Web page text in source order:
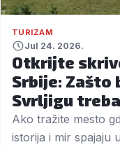
TURIZAM
Jul 24. 2026.
Otkrijte
Srbije: Zašto
Svrljigu
Ako tražite mesto
istorija i mir spajaju